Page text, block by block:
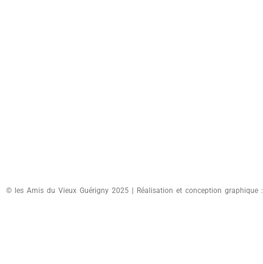
© les Amis du Vieux Guérigny 2025 | Réalisation et conception graphique :